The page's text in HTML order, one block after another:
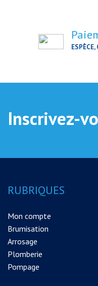
Inscrivez-
RUBRIQUES
Mon compte
Brumisation
Arrosage
Plomberie
Pompage